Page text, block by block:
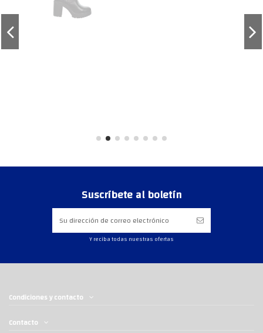
Suscríbete al boletín
Y reciba todas nuestras ofertas
Condiciones y contacto
Contacto